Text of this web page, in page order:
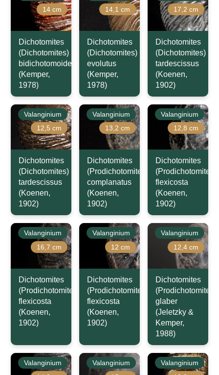
14 cm
Dichotomites
(Dichotomites)
bidichotomoides
(Kemper,
1978)
14,1 cm
Dichotomites
(Dichotomites)
evolutus
(Kemper,
1978)
17,2 cm
Dichotomites
(Dichotomites)
tardescissus
(Koenen,
1902)
Valanginium
12,5 cm
Dichotomites
(Dichotomites)
tardescissus
(Koenen,
1902)
Valanginium
13,2 cm
Dichotomites
(Prodichotomites)
complanatus
(Koenen,
1902)
Valanginium
12,8 cm
Dichotomites
(Prodichotomites)
flexicosta
(Koenen,
1902)
Valanginium
16,7 cm
Dichotomites
(Prodichotomites)
flexicosta
(Koenen,
1902)
Valanginium
12 cm
Dichotomites
(Prodichotomites)
flexicosta
(Koenen,
1902)
Valanginium
12,4 cm
Dichotomites
(Prodichotomites)
glaber
(Jeletzky &
Kemper,
1988)
Valanginium
Valanginium
Valanginium